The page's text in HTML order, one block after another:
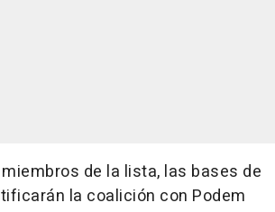
de la lista, las bases de
la coalición con Podem